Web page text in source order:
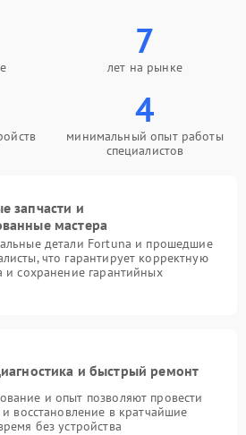
7
лет на рынке
4
минимальный опыт работы
специалистов
запчасти и
мастера
детали Fortuna и прошедшие
что гарантирует корректную
и сохранение гарантийных
и быстрый ремонт
и опыт позволяют провести
и восстановление в кратчайшие
без устройства